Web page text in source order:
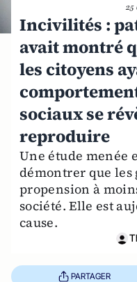
25
Incivilités :
avait montré
les citoyens
sociaux se
reproduire
Une étude menée
démontrer que les
propension à
société. Elle est
cause.
PARTAGER